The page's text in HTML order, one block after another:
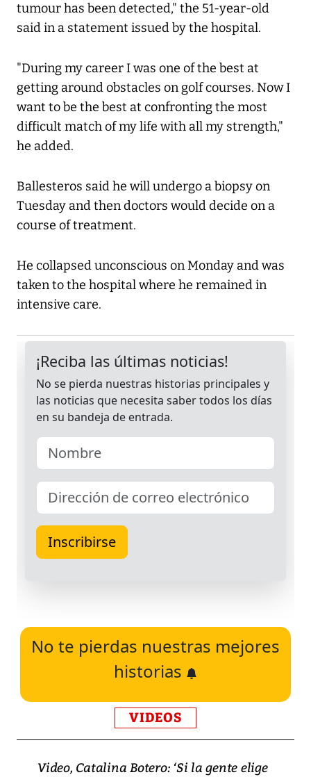
tumour has been detected," the 51-year-old
said in a statement issued by the hospital.
"During my career I was one of the best at
getting around obstacles on golf courses. Now I
want to be the best at confronting the most
difficult match of my life with all my strength,"
he added.
Ballesteros said he will undergo a biopsy on
Tuesday and then doctors would decide on a
course of treatment.
He collapsed unconscious on Monday and was
taken to the hospital where he remained in
intensive care.
No te pierdas nuestras mejores
historias
VIDEOS
Video, Catalina Botero: ‘Si la gente elige